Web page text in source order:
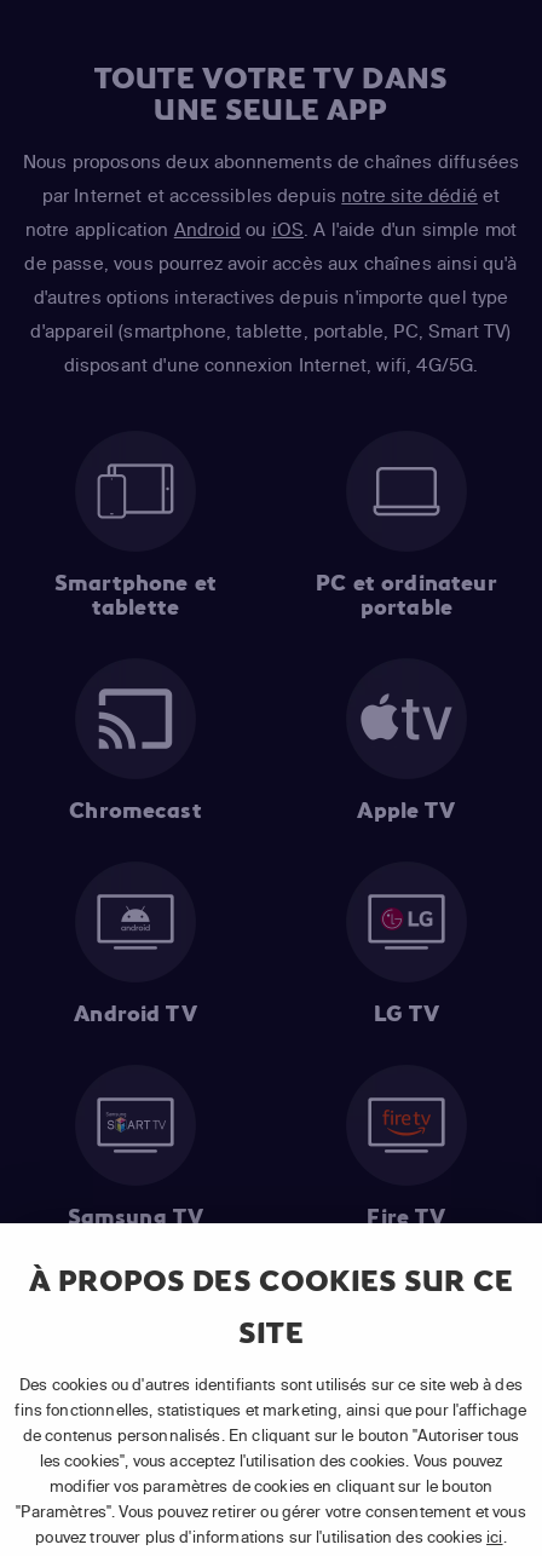
À PROPOS DES COOKIES SUR CE
SITE
Des cookies ou d'autres identifiants sont utilisés sur ce site web à des
fins fonctionnelles, statistiques et marketing, ainsi que pour l'affichage
de contenus personnalisés. En cliquant sur le bouton "Autoriser tous
les cookies", vous acceptez l'utilisation des cookies. Vous pouvez
modifier vos paramètres de cookies en cliquant sur le bouton
"Paramètres". Vous pouvez retirer ou gérer votre consentement et vous
pouvez trouver plus d'informations sur l'utilisation des cookies ici
TOUTE VOTRE TV DANS
UNE SEULE APP
Nous proposons deux abonnements de chaînes diffusées
par Internet et accessibles depuis notre site dédié et
notre application Android ou iOS. A l'aide d'un simple mot
de passe, vous pourrez avoir accès aux chaînes ainsi qu'à
d'autres options interactives depuis n'importe quel type
d'appareil (smartphone, tablette, portable, PC, Smart TV)
disposant d'une connexion Internet, wifi, 4G/5G.
Smartphone et
tablette
PC et ordinateur
portable
Chromecast Apple TV
Android TV LG TV
Samsung TV Fire TV
souscription à un abonnement APP TV Basic.
(2) Prix de l'abonnement : TVA comprise, hors promotion, hors frais
uniques d'activation, hors frais de matériel et hors frais d'installation.
(3) Restart & Replay:Voir toutes les chaînes disposant de cette
fonctionnalité.